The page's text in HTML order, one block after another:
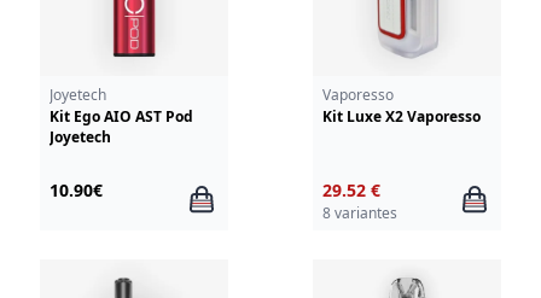
Joyetech
Kit Ego AIO AST Pod
Joyetech
10.90€
Vaporesso
Kit Luxe X2 Vaporesso
29.52 €
8 variantes